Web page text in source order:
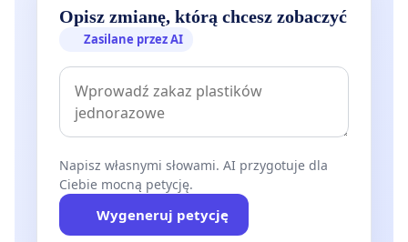
Opisz zmianę, którą chcesz zobaczyć
Zasilane przez AI
Napisz własnymi słowami. AI przygotuje dla
Ciebie mocną petycję.
Wygeneruj petycję